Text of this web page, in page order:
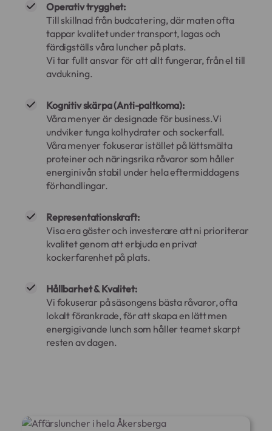
Operativ trygghet:
Till skillnad från budcatering, där maten ofta
tappar kvalitet under transport, lagas och
färdigställs våra luncher på plats.
Vi tar fullt ansvar för att allt fungerar, från el till
avdukning.
Kognitiv skärpa (Anti-paltkoma):
Våra menyer är designade för business.Vi
undviker tunga kolhydrater och sockerfall.
Våra menyer fokuserar istället på lättsmälta
proteiner och näringsrika råvaror som håller
energinivån stabil under hela eftermiddagens
förhandlingar.
Representationskraft:
Visa era gäster och investerare att ni prioriterar
kvalitet genom att erbjuda en privat
kockerfarenhet på plats.
Hållbarhet & Kvalitet:
Vi fokuserar på säsongens bästa råvaror, ofta
lokalt förankrade, för att skapa en lätt men
energigivande lunch som håller teamet skarpt
resten av dagen.